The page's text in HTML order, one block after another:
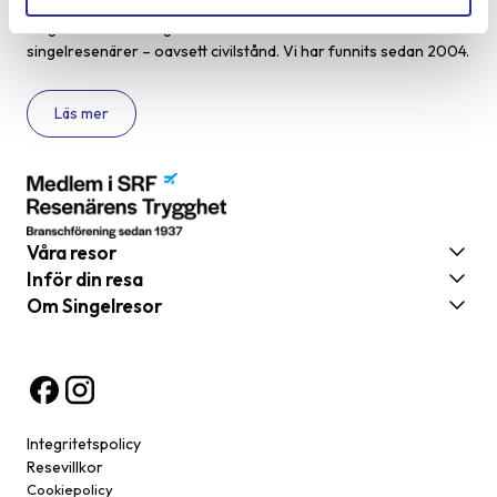
singelresenärer – oavsett civilstånd. Vi har funnits sedan 2004.
Läs mer
Våra resor
Inför din resa
Om Singelresor
Integritetspolicy
Resevillkor
Cookiepolicy